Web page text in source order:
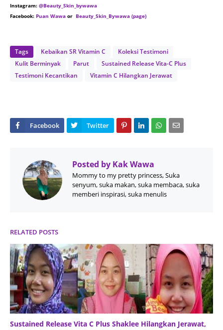
Instagram: @Beauty_Skin_bywawa
Facebook: Puan Wawa or Beauty_Skin_Bywawa (page)
Tags Kebaikan SR Vitamin C
Koleksi Testimoni
Kulit Berminyak
Parut
Sustained Release Vita-C Plus
Testimoni Kecantikan
Vitamin C Hilangkan Jerawat
Posted by Kak Wawa
Mommy to my pretty princess, Suka
senyum, suka makan, suka membaca, suka
memberi inspirasi, suka menulis
RELATED POSTS
Sustained Release Vita C Plus Shaklee Hilangkan Jerawat,